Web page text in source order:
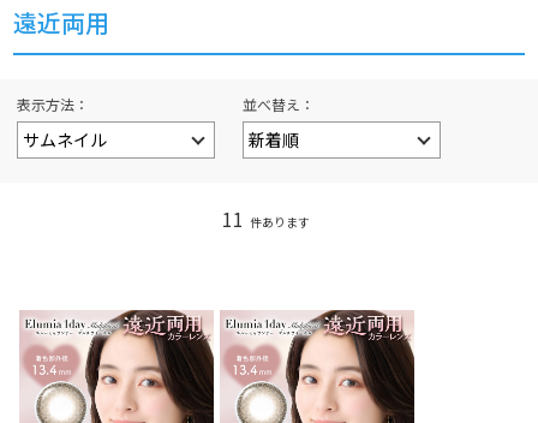
遠近両用
並べ替え
表示方法
11 件あります